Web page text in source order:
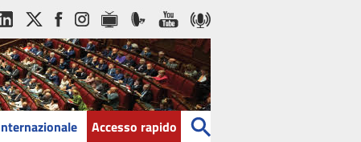
Accesso rapido